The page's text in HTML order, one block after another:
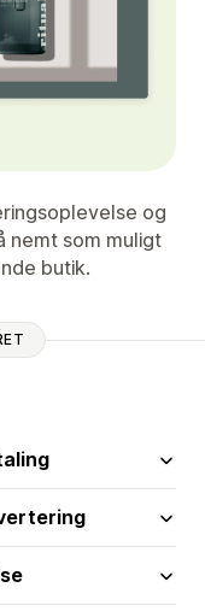
og
nemt som muligt
butik.